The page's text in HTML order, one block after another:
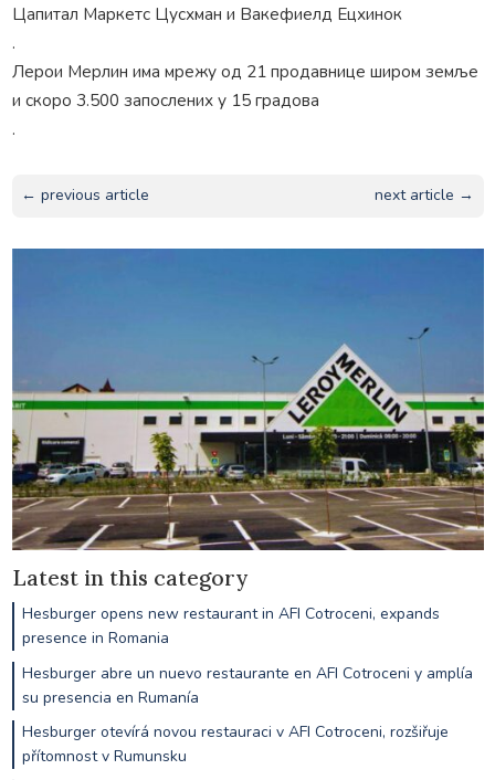
Цапитал Маркетс Цусхман и Вакефиелд Ецхинок
.
Лерои Мерлин има мрежу од 21 продавнице широм земље
и скоро 3.500 запослених у 15 градова
.
← previous article next article →
Latest in this category
Hesburger opens new restaurant in AFI Cotroceni, expands
presence in Romania
Hesburger abre un nuevo restaurante en AFI Cotroceni y amplía
su presencia en Rumanía
Hesburger otevírá novou restauraci v AFI Cotroceni, rozšiřuje
přítomnost v Rumunsku